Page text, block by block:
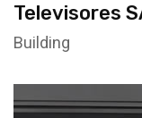
Televisores
Building